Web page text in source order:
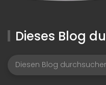
Dieses Blog